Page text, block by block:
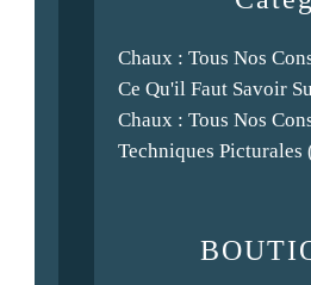
Chaux : Tous Nos
Ce Qu'il Faut Savoir
Chaux : Tous Nos
Techniques Picturales